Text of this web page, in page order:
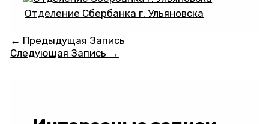
Отделение Сбербанка г. Ульяновска
Навигация
по
← Предыдущая Запись
Следующая Запись →